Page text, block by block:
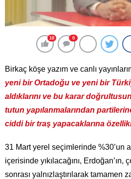
10 0
Birkaç köşe yazım ve canlı
yeni bir Ortadoğu ve yeni bir
aldıklarını ve bu karar
tutun yapılanmalarından
ciddi bir traş yapacaklarına
31 Mart yerel seçimlerinde %30’un
içerisinde yıkılacağını,
sonrası yalnızlaştırılarak tamamen